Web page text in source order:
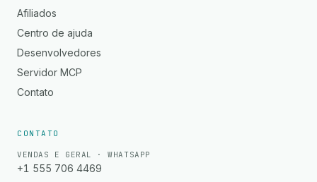
Afiliados
Centro de ajuda
Desenvolvedores
Servidor MCP
Contato
CONTATO
VENDAS E GERAL · WHATSAPP
+1 555 706 4469